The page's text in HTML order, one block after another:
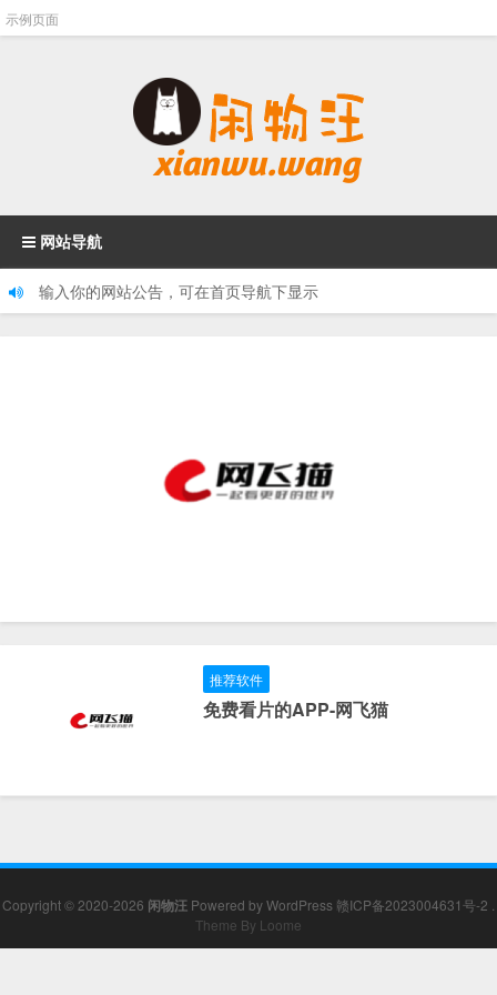
示例页面
网站导航
输入你的网站公告，可在首页导航下显示
推荐软件
免费看片的APP-网飞猫
Copyright © 2020-2026 闲物汪 Powered byWordPress 赣ICP备2023004631号-2 .
Theme By Loome